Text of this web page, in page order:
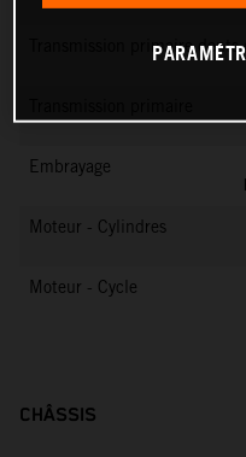
Transmission primaire dents
Embrayage
Moteur - Cylindres
Moteur - Cycle
CHÂSSIS